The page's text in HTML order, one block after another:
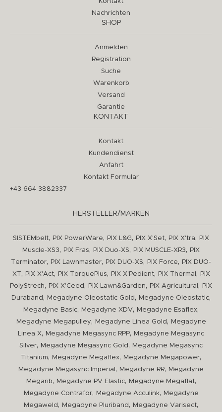
Nachrichten
SHOP
Anmelden
Registration
Suche
Warenkorb
Versand
Garantie
KONTAKT
Kontakt
Kundendienst
Anfahrt
Kontakt Formular
+43 664 3882337
HERSTELLER/MARKEN
SISTEMbelt, PIX PowerWare, PIX L&G, PIX X'Set, PIX X'tra,
PIX
Muscle-XS3, PIX Fras, PIX Duo-XS, PIX MUSCLE-XR3,
PIX
Terminator, PIX Lawnmaster, PIX DUO-XS, PIX Force,
PIX DUO-
XT, PIX X'Act, PIX TorquePlus, PIX X'Pedient, PIX Thermal ,
PIX
PolyStrech, PIX X'Ceed , PIX Lawn&Garden, PIX Agricultural ,
PIX
Duraband , Megadyne Oleostatic Gold , Megadyne Oleostatic,
Megadyne Basic, Megadyne XDV, Megadyne Esaflex,
Megadyne Megapulley, Megadyne Linea Gold ,
Megadyne
Linea X, Megadyne Megasync RPP,
Megadyne Megasync
Silver, Megadyne Megasync Gold ,
Megadyne Megasync
Titanium, Megadyne Megaflex, Megadyne Megapower,
Megadyne Megasync Imperial , Megadyne RR,
Megadyne
Megarib, Megadyne PV Elastic, Megadyne Megaflat,
Megadyne Contrafor, Megadyne Acculink,
Megadyne
Megaweld , Megadyne Pluriband , Megadyne Varisect,